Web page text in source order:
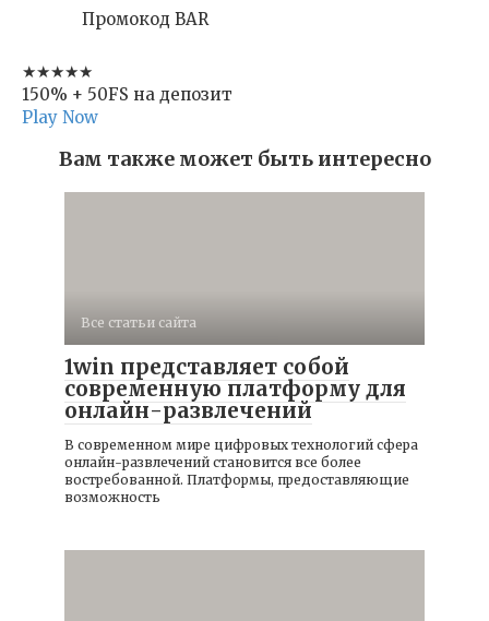
Промокод BAR
★★★★★
150% + 50FS на депозит
Play Now
Вам также может быть интересно
Все статьи сайта
1win представляет собой
современную платформу для
онлайн-развлечений
В современном мире цифровых технологий сфера
онлайн-развлечений становится все более
востребованной. Платформы, предоставляющие
возможность